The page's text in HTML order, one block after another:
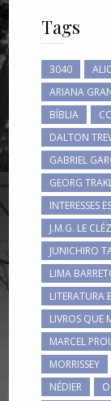
Tags
3040
ARIANA
BÍBLIA
DALTON
GABRIEL
GEORG
INTERESSES
J.M.G. LE
JUNICHIRO
LIMA
LITERATURA
LIVROS QUE
MARCEL
MORRISSEY
NÉDIER